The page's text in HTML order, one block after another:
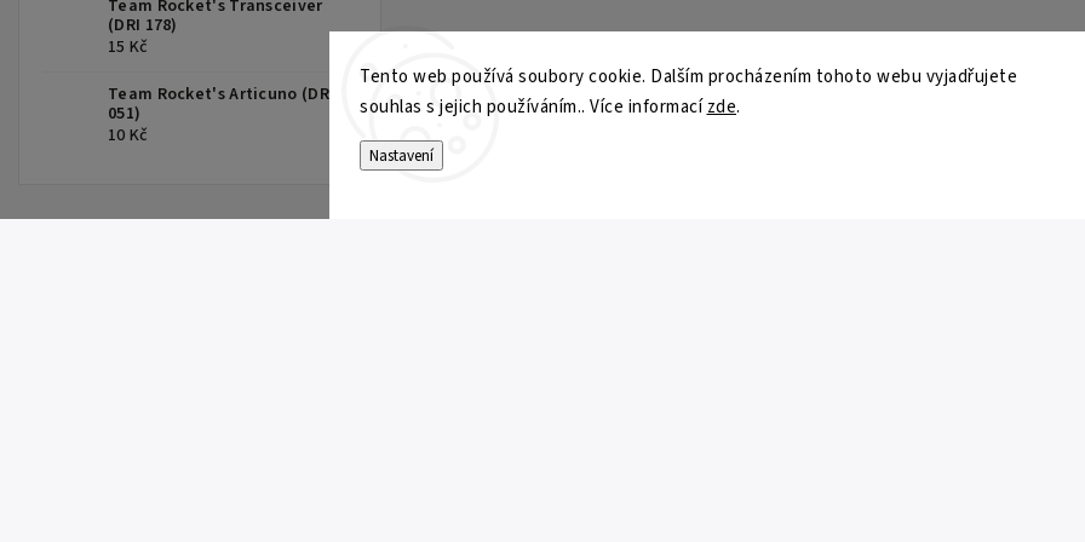
Tento web používá soubory cookie. Dalším procházením tohoto webu vyjadřujete
souhlas s jejich používáním.. Více informacízde.
Nastavení
Team Rocket's Transceiver
(DRI 178)
15 Kč
Team Rocket's Articuno (DRI
051)
10 Kč